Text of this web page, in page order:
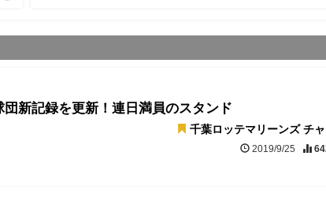
団新記録を更新！連日満員のスタンド
千葉ロッテマリーンズ チ
2019/9/25